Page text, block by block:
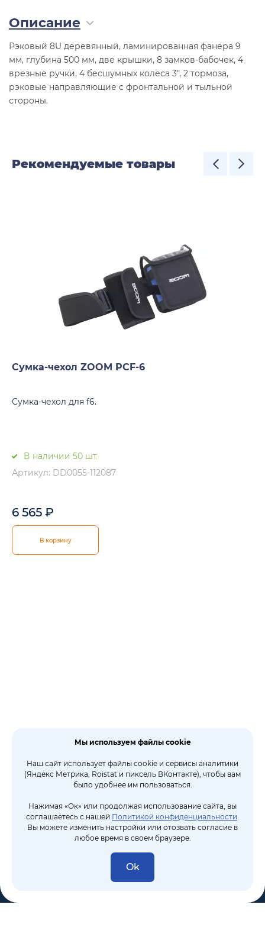
Описание
Рэковый 8U деревянный, ламинированная фанера 9
мм, глубина 500 мм, две крышки, 8 замков-бабочек, 4
врезные ручки, 4 бесшумных колеса 3", 2 тормоза,
рэковые направляющие с фронтальной и тыльной
стороны.
Рекомендуемые товары
Сумка-чехол ZOOM PCF-6
Сумка-чехол для f6.
В наличии 50 шт.
Артикул: DD0055-112087
6 565 ₽
В корзину
Мы используем файлы cookie
Наш сайт использует файлы cookie и сервисы аналитики
(Яндекс Метрика, Roistat и пиксель ВКонтакте), чтобы вам
было удобнее им пользоваться.
Нажимая «Ок» или продолжая использование сайта, вы
соглашаетесь с нашей Политикой конфиденциальности.
Вы можете изменить настройки или отозвать согласие в
любое время в своем браузере.
Ok